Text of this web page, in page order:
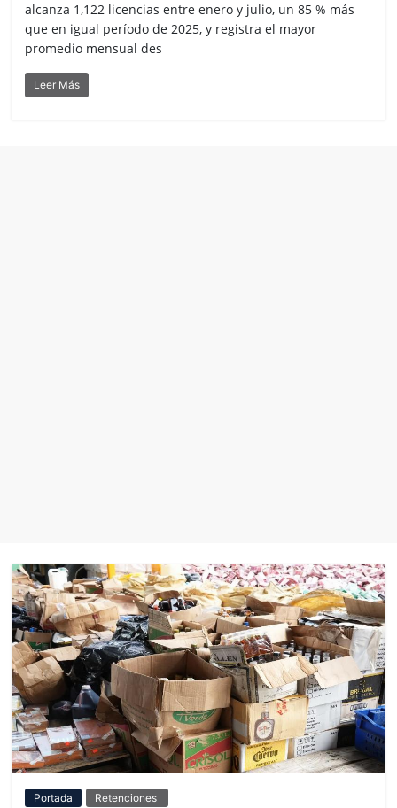
alcanza 1,122 licencias entre enero y julio, un 85 % más
que en igual período de 2025, y registra el mayor
promedio mensual des
Leer Más
Portada Retenciones